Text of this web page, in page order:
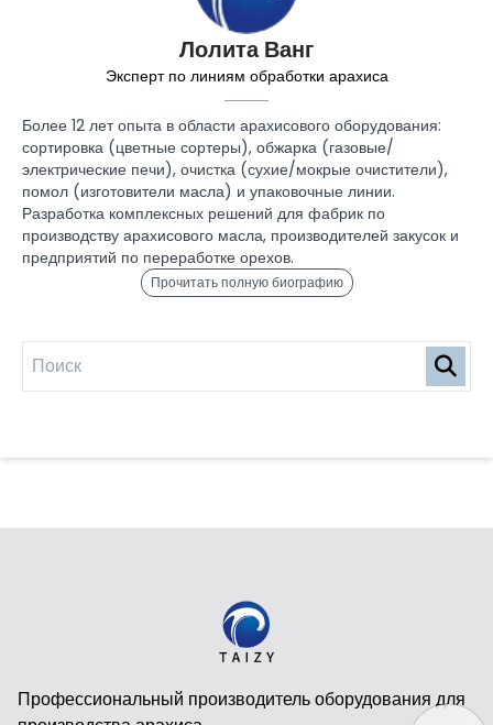
Лолита Ванг
Эксперт по линиям обработки арахиса
Более 12 лет опыта в области арахисового оборудования:
сортировка (цветные сортеры), обжарка (газовые/
электрические печи), очистка (сухие/мокрые очистители),
помол (изготовители масла) и упаковочные линии.
Разработка комплексных решений для фабрик по
производству арахисового масла, производителей закусок и
предприятий по переработке орехов.
Прочитать полную биографию
Профессиональный производитель оборудования для